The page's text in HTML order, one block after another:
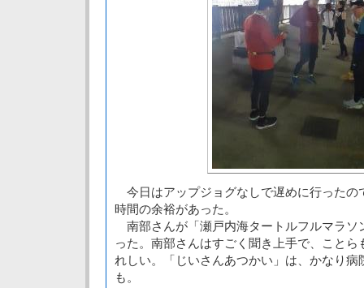
今日はアップジョグなしで遅めに行ったの
時間の余裕があった。
南部さんが「瀬戸内海タートルフルマラソ
った。南部さんはすごく聞き上手で、こと
れしい。「じいさんあつかい」は、かなり病
も。